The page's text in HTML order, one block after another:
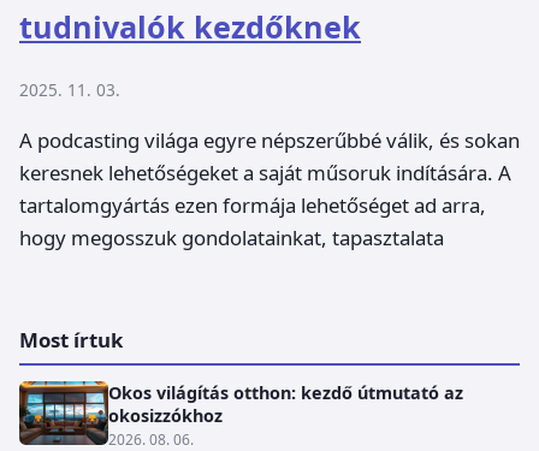
tudnivalók kezdőknek
2025. 11. 03.
A podcasting világa egyre népszerűbbé válik, és sokan
keresnek lehetőségeket a saját műsoruk indítására. A
tartalomgyártás ezen formája lehetőséget ad arra,
hogy megosszuk gondolatainkat, tapasztalata
Most írtuk
Okos világítás otthon: kezdő útmutató az
okosizzókhoz
2026. 08. 06.